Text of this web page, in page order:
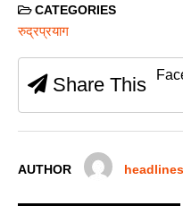
c
e
b
o
o
tt
A
p
CATEGORIES
रुद्रप्रयाग
Share This
AUTHOR